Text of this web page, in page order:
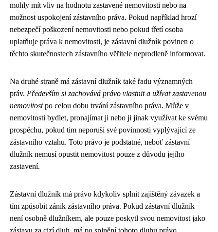
mohly mít vliv na hodnotu zastavené nemovitosti nebo na
možnost uspokojení zástavního práva. Pokud například hrozí
nebezpečí poškození nemovitosti nebo pokud třetí osoba
uplatňuje práva k nemovitosti, je zástavní dlužník povinen o
těchto skutečnostech zástavního věřitele neprodleně informovat.
Na druhé straně má zástavní dlužník také řadu významných
práv. Především si zachovává právo vlastnit a užívat zastavenou
nemovitostpo celou dobu trvání zástavního práva. Může v
nemovitosti bydlet, pronajímat ji nebo ji jinak využívat ke svému
prospěchu, pokud tím neporuší své povinnosti vyplývající ze
zástavního vztahu. Toto právo je podstatné, neboť zástavní
dlužník nemusí opustit nemovitost pouze z důvodu jejího
zastavení.
Zástavní dlužník má právo kdykoliv splnit zajištěný závazek a
tím způsobit zánik zástavního práva. Pokud zástavní dlužník
není osobně dlužníkem, ale pouze poskytl svou nemovitost jako
zástavu za cizí dluh, má po splnění tohoto dluhu právo